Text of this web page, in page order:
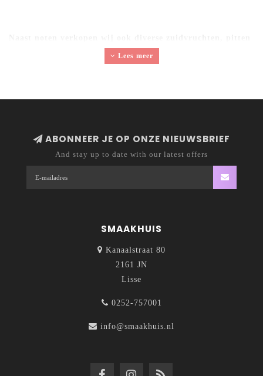
Lees meer
ABONNEER JE OP ONZE NIEUWSBRIEF
And stay up to date with our latest offers
SMAAKHUIS
Kanaalstraat 80
2161 JN
Lisse
0252-757001
info@smaakhuis.nl